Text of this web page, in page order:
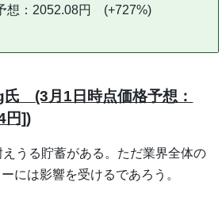
想：2052.08円 (+727%)
(3月1日時点価格予想：
円])
うる貯蓄がある。ただ業界全体の
には影響を受けるであろう。